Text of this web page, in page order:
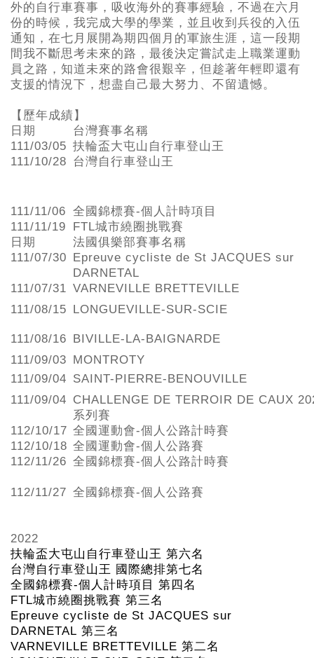
外的自行車賽事，吸收海外的賽事經驗，不過在六月
份的時候，我完成大學的學業，並且收到兵役的入伍
通知，在七月展開為期四個月的軍旅生涯，這一段期
間我不斷思考未來的路，最後決定嘗試走上職業運動
員之路，知道未來的路會很艱辛，但趁著年輕即還有
支援的情況下，想盡自己最大努力、不留遺憾。
【歷年成績】
日期
台灣賽事名稱
111/03/05 扶輪盃大屯山自行車登山王
111/10/28 台灣自行車登山王
111/11/06 全國錦標賽-個人計時項目
111/11/19
FTL城市繞圈挑戰賽
日期
法國俱樂部賽事名稱
111/07/30
Epreuve cycliste de St JACQUES sur
DARNETAL
111/07/31 VARNEVILLE BRETTEVILLE
111/08/15
LONGUEVILLE-SUR-SCIE
111/08/16
BIVILLE-LA-BAIGNARDE
111/09/03
MONTROTY
111/09/04 SAINT-PIERRE-BENOUVILLE
111/09/04 CHALLENGE DE TERROIR DE CAUX
系列賽
112/10/17 全國運動會-個人公路計時賽
112/10/18 全國運動會-個人公路賽
112/11/26 全國錦標賽-個人公路計時賽
112/11/27 全國錦標賽-個人公路賽
2022
扶輪盃大屯山自行車登山王 第六名
台灣自行車登山王 國際總排第七名
全國錦標賽-個人計時項目 第四名
FTL城市繞圈挑戰賽 第三名
Epreuve cycliste de St JACQUES sur
DARNETAL 第三名
VARNEVILLE BRETTEVILLE 第二名